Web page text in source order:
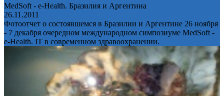
MedSoft - e-Health. Бразилия и Аргентина
26.11.2011
Фотоотчет о состоявшемся в Бразилии и Аргентине 26 ноября
- 7 декабря очередном международном симпозиуме MedSoft -
e-Health. IT в современном здравоохранении.